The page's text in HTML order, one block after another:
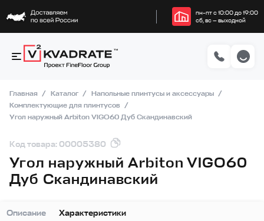
пн–пт с 10:00 до 19:00
сб, вс — выходной
Главная Каталог
Напольные плинтусы и аксессуары
Комплектующие для плинтусов
Угол наружный Arbiton VIGO60 Дуб Скандинавский
Код товара: 00005380
Угол наружный Arbiton VIGO60
Дуб Скандинавский
Описание Характеристики